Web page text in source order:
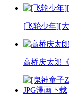
[飞轮少年][
高桥庆太郎